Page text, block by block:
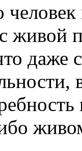
живой
даже